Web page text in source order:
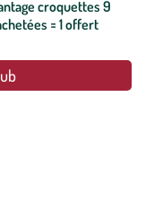
croquettes 9
= 1 offert